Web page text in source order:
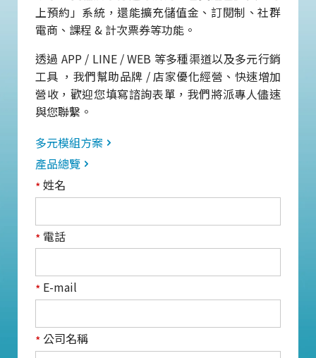
上預約」系統，還能擴充儲值金、訂閱制、社群
電商、課程 & 計次票券等功能。
透過 APP / LINE / WEB 等多種渠道以及多元行銷
工具 ，我們幫助品牌 / 店家優化經營、快速增加
營收，歡迎您填寫諮詢表單，我們將派專人儘速
與您聯繫。
多元模組方案
產品總覽
*姓名
* 電話
* E-mail
* 公司名稱